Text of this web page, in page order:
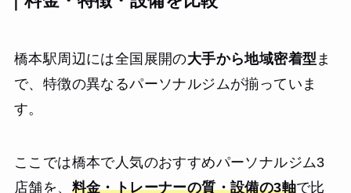
橋本駅周辺には全国展開の大手から地域密着型 ま
で、特徴の異なるパーソナルジムが揃っていま
す。
ここでは橋本で人気のおすすめパーソナルジム3
店舗を、 料金・トレーナーの質・設備の3軸で比